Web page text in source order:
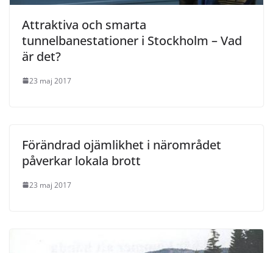
Attraktiva och smarta
tunnelbanestationer i Stockholm – Vad
är det?
23 maj 2017
Förändrad ojämlikhet i närområdet
påverkar lokala brott
23 maj 2017